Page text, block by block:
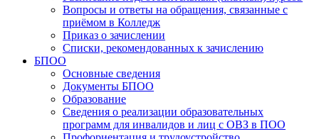
Вопросы и ответы на обращения, связанные с
приёмом в Колледж
Приказ о зачислении
Списки, рекомендованных к зачислению
БПОО
Основные сведения
Документы БПОО
Образование
Сведения о реализации образовательных
программ для инвалидов и лиц с ОВЗ в ПОО